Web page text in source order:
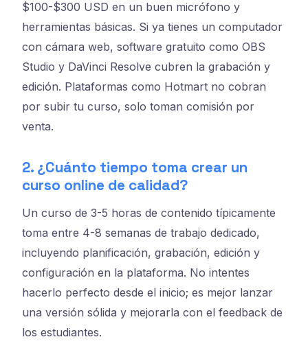
$100-$300 USD en un buen micrófono y
herramientas básicas. Si ya tienes un computador
con cámara web, software gratuito como OBS
Studio y DaVinci Resolve cubren la grabación y
edición. Plataformas como Hotmart no cobran
por subir tu curso, solo toman comisión por
venta.
2. ¿Cuánto tiempo toma crear un
curso online de calidad?
Un curso de 3-5 horas de contenido típicamente
toma entre 4-8 semanas de trabajo dedicado,
incluyendo planificación, grabación, edición y
configuración en la plataforma. No intentes
hacerlo perfecto desde el inicio; es mejor lanzar
una versión sólida y mejorarla con el feedback de
los estudiantes.